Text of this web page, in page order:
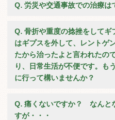
労災や交通事故での治療は
骨折や重度の捻挫をしてギ
はギプスを外して、レントゲ
たから治ったよと言われたの
り、日常生活が不便です。も
に行って構いませんか？
痛くないですか？ なんと
すが・・・